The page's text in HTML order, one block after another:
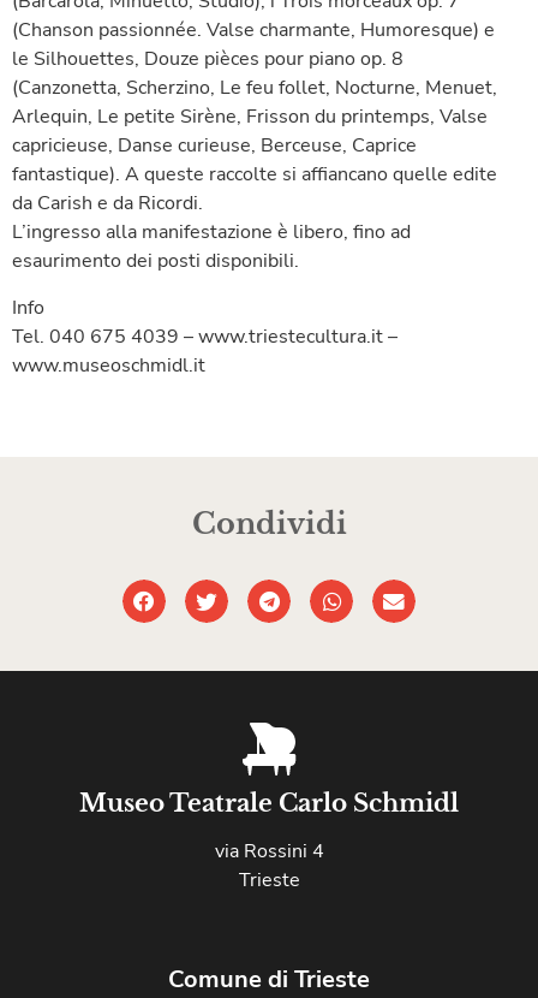
(Chanson passionnée. Valse charmante, Humoresque) e
le Silhouettes, Douze pièces pour piano op. 8
(Canzonetta, Scherzino, Le feu follet, Nocturne, Menuet,
Arlequin, Le petite Sirène, Frisson du printemps, Valse
capricieuse, Danse curieuse, Berceuse, Caprice
fantastique). A queste raccolte si affiancano quelle edite
da Carish e da Ricordi.
L’ingresso alla manifestazione è libero, fino ad
esaurimento dei posti disponibili.
Info
Tel. 040 675 4039 – www.triestecultura.it –
www.museoschmidl.it
Condividi
Museo Teatrale Carlo Schmidl
via Rossini 4
Trieste
Comune di Trieste